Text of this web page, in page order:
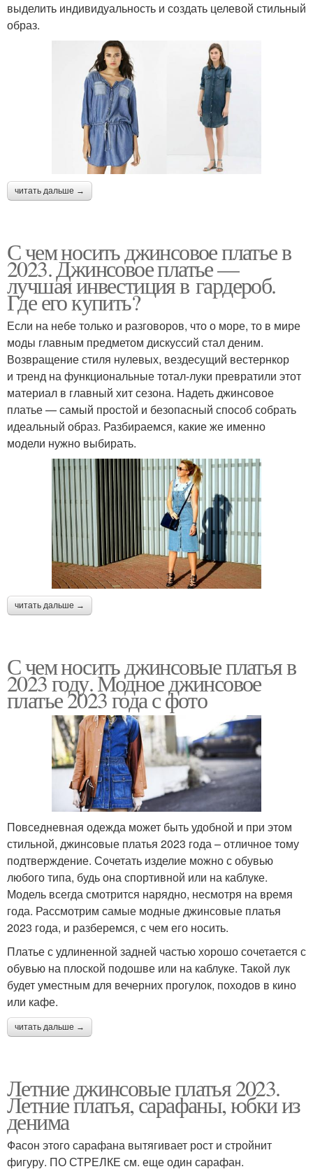
выделить индивидуальность и создать целевой стильный
образ.
читать дальше →
С чем носить джинсовое платье в
2023. Джинсовое платье —
лучшая инвестиция в гардероб.
Где его купить?
Если на небе только и разговоров, что о море, то в мире
моды главным предметом дискуссий стал деним.
Возвращение стиля нулевых, вездесущий вестернкор
и тренд на функциональные тотал-луки превратили этот
материал в главный хит сезона. Надеть джинсовое
платье — самый простой и безопасный способ собрать
идеальный образ. Разбираемся, какие же именно
модели нужно выбирать.
читать дальше →
С чем носить джинсовые платья в
2023 году. Модное джинсовое
платье 2023 года с фото
Повседневная одежда может быть удобной и при этом
стильной, джинсовые платья 2023 года – отличное тому
подтверждение. Сочетать изделие можно с обувью
любого типа, будь она спортивной или на каблуке.
Модель всегда смотрится нарядно, несмотря на время
года. Рассмотрим самые модные джинсовые платья
2023 года, и разберемся, с чем его носить.
Платье с удлиненной задней частью хорошо сочетается с
обувью на плоской подошве или на каблуке. Такой лук
будет уместным для вечерних прогулок, походов в кино
или кафе.
читать дальше →
Летние джинсовые платья 2023.
Летние платья, сарафаны, юбки из
денима
Фасон этого сарафана вытягивает рост и стройнит
фигуру. ПО СТРЕЛКЕ см. еще один сарафан.